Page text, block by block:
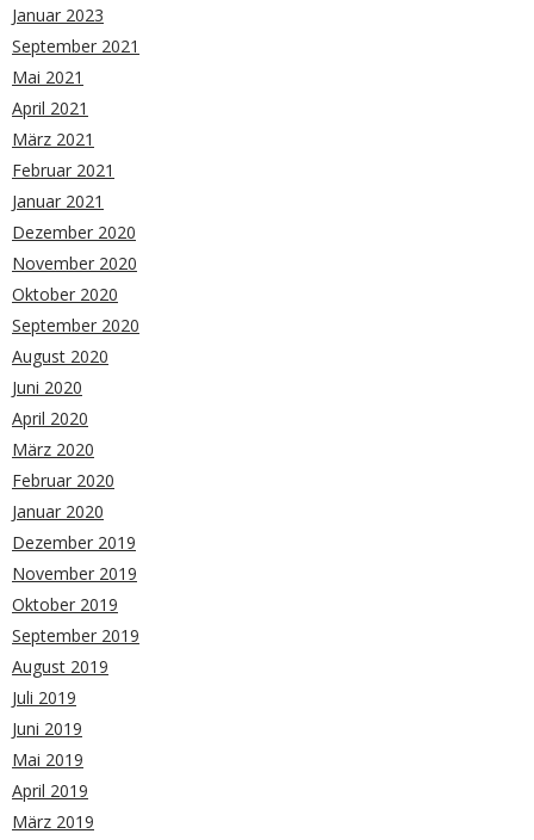
Januar 2023
September 2021
Mai 2021
April 2021
März 2021
Februar 2021
Januar 2021
Dezember 2020
November 2020
Oktober 2020
September 2020
August 2020
Juni 2020
April 2020
März 2020
Februar 2020
Januar 2020
Dezember 2019
November 2019
Oktober 2019
September 2019
August 2019
Juli 2019
Juni 2019
Mai 2019
April 2019
März 2019